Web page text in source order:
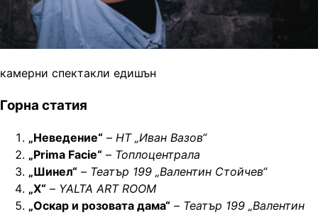
камерни спектакли едишън
Горна статия
„Неведение“ – НТ „Иван Вазов“
„Prima Facie“ – Топлоцентрала
„Шинел“ – Театър 199 „Валентин Стойчев“
„X“ – YALTA ART ROOM
„Оскар и розовата дама“ – Театър 199 „Валентин